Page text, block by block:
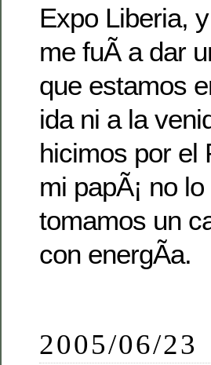
Expo Liberia,
me fuÃ­ a dar
que estamos
ida ni a la
hicimos por el
mi papÃ¡ no
tomamos un
con energÃ­a.
2005/06/23